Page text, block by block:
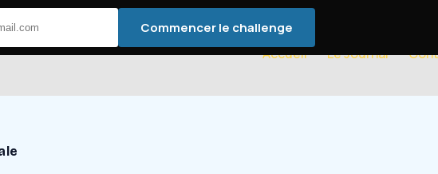
Accueil Le Journal
Commencer le challenge